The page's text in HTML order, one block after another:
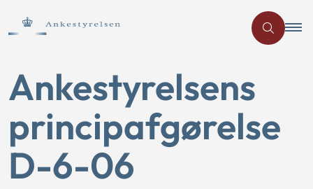
Ankestyrelsens
principafgørelse
D-6-06